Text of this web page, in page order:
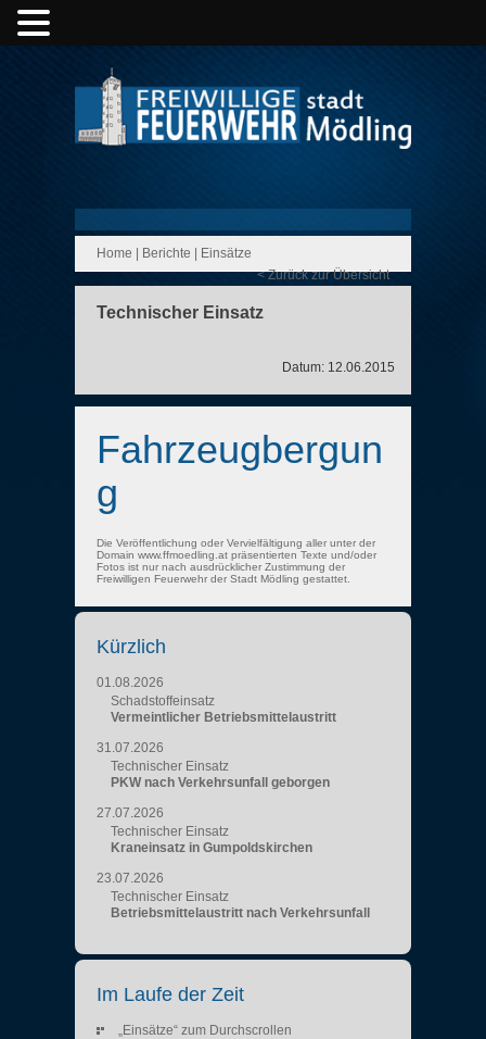
Home Berichte
Einsätze
< Zurück zur Übersicht
Technischer Einsatz
Datum: 12.06.2015
Fahrzeugbergun
g
Die Veröffentlichung oder Vervielfältigung aller unter der
Domain www.ffmoedling.at präsentierten Texte und/oder
Fotos ist nur nach ausdrücklicher Zustimmung der
Freiwilligen Feuerwehr der Stadt Mödling gestattet.
Kürzlich
01.08.2026
Schadstoffeinsatz
Vermeintlicher Betriebsmittelaustritt
31.07.2026
Technischer Einsatz
PKW nach Verkehrsunfall geborgen
27.07.2026
Technischer Einsatz
Kraneinsatz in Gumpoldskirchen
23.07.2026
Technischer Einsatz
Betriebsmittelaustritt nach Verkehrsunfall
Im Laufe der Zeit
„Einsätze“ zum Durchscrollen